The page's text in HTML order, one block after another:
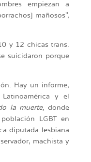
empiezan a
mañosos",
y 12 chicas trans.
suicidaron porque
Hay un informe,
y el
la muerte,donde
LGBT en
diputada lesbiana
machista y